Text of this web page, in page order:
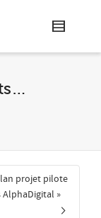
projet pilote
AlphaDigital »